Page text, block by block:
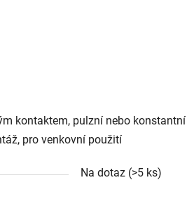
kontaktem, pulzní nebo konstantní
pro venkovní použití
Na dotaz (>5 ks)